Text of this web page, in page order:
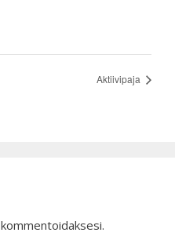
Aktiivipaja
kommentoidaksesi.